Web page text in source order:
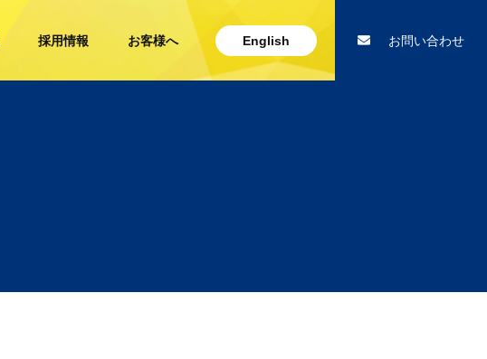
採用情報 お客様へ English お問い合わせ